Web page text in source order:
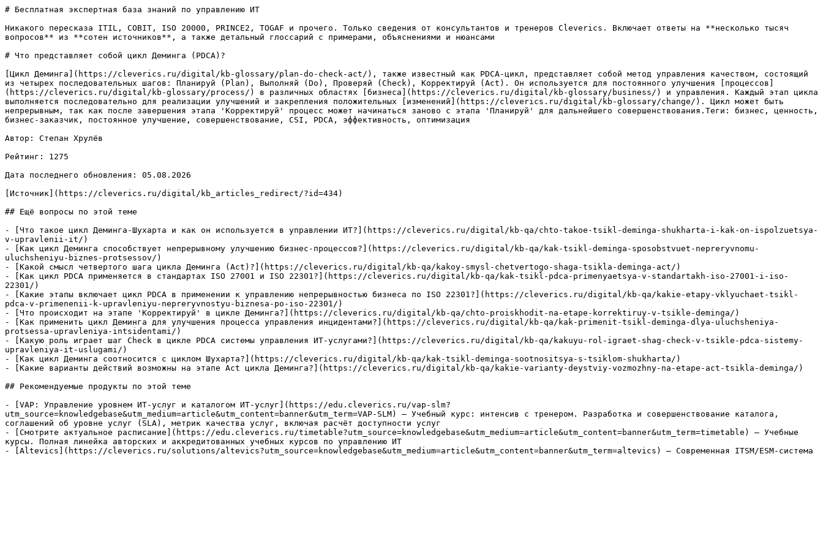
# Бесплатная экспертная база знаний по управлению ИТ
Никакого пересказа ITIL, COBIT, ISO 20000, PRINCE2, TOGAF и прочего. Только сведения от консультантов и тренеров Cleverics. Включает ответы на **несколько тысяч
вопросов** из **сотен источников**, а также детальный глоссарий с примерами, объяснениями и нюансами
# Что представляет собой цикл Деминга (PDCA)?
[Цикл Деминга](https://cleverics.ru/digital/kb-glossary/plan-do-check-act/), также известный как PDCA-цикл, представляет собой метод управления качеством, состоящий
из четырех последовательных шагов: Планируй (Plan), Выполняй (Do), Проверяй (Check), Корректируй (Act). Он используется для постоянного улучшения [процессов]
(https://cleverics.ru/digital/kb-glossary/process/) в различных областях [бизнеса](https://cleverics.ru/digital/kb-glossary/business/) и управления. Каждый этап цикла
выполняется последовательно для реализации улучшений и закрепления положительных [изменений](https://cleverics.ru/digital/kb-glossary/change/). Цикл может быть
непрерывным, так как после завершения этапа 'Корректируй' процесс может начинаться заново с этапа 'Планируй' для дальнейшего совершенствования.Теги: бизнес, ценность,
бизнес-заказчик, постоянное улучшение, совершенствование, CSI, PDCA, эффективность, оптимизация
Автор: Степан Хрулёв
Рейтинг: 1275
Дата последнего обновления: 05.08.2026
[Источник](https://cleverics.ru/digital/kb_articles_redirect/?id=434)
## Ещё вопросы по этой теме
- [Что такое цикл Деминга-Шухарта и как он используется в управлении ИТ?](https://cleverics.ru/digital/kb-qa/chto-takoe-tsikl-deminga-shukharta-i-kak-on-ispolzuetsya-
v-upravlenii-it/)
- [Как цикл Деминга способствует непрерывному улучшению бизнес-процессов?](https://cleverics.ru/digital/kb-qa/kak-tsikl-deminga-sposobstvuet-nepreryvnomu-
uluchsheniyu-biznes-protsessov/)
- [Какой смысл четвертого шага цикла Деминга (Act)?](https://cleverics.ru/digital/kb-qa/kakoy-smysl-chetvertogo-shaga-tsikla-deminga-act/)
- [Как цикл PDCA применяется в стандартах ISO 27001 и ISO 22301?](https://cleverics.ru/digital/kb-qa/kak-tsikl-pdca-primenyaetsya-v-standartakh-iso-27001-i-iso-
22301/)
- [Какие этапы включает цикл PDCA в применении к управлению непрерывностью бизнеса по ISO 22301?](https://cleverics.ru/digital/kb-qa/kakie-etapy-vklyuchaet-tsikl-
pdca-v-primenenii-k-upravleniyu-nepreryvnostyu-biznesa-po-iso-22301/)
- [Что происходит на этапе 'Корректируй' в цикле Деминга?](https://cleverics.ru/digital/kb-qa/chto-proiskhodit-na-etape-korrektiruy-v-tsikle-deminga/)
- [Как применить цикл Деминга для улучшения процесса управления инцидентами?](https://cleverics.ru/digital/kb-qa/kak-primenit-tsikl-deminga-dlya-uluchsheniya-
protsessa-upravleniya-intsidentami/)
- [Какую роль играет шаг Check в цикле PDCA системы управления ИТ-услугами?](https://cleverics.ru/digital/kb-qa/kakuyu-rol-igraet-shag-check-v-tsikle-pdca-sistemy-
upravleniya-it-uslugami/)
- [Как цикл Деминга соотносится с циклом Шухарта?](https://cleverics.ru/digital/kb-qa/kak-tsikl-deminga-sootnositsya-s-tsiklom-shukharta/)
- [Какие варианты действий возможны на этапе Act цикла Деминга?](https://cleverics.ru/digital/kb-qa/kakie-varianty-deystviy-vozmozhny-na-etape-act-tsikla-deminga/)
## Рекомендуемые продукты по этой теме
- [VAP: Управление уровнем ИТ-услуг и каталогом ИТ-услуг](https://edu.cleverics.ru/vap-slm?
utm_source=knowledgebase&utm_medium=article&utm_content=banner&utm_term=VAP-SLM) — Учебный курс: интенсив с тренером. Разработка и совершенствование каталога,
соглашений об уровне услуг (SLA), метрик качества услуг, включая расчёт доступности услуг
- [Смотрите актуальное расписание](https://edu.cleverics.ru/timetable?utm_source=knowledgebase&utm_medium=article&utm_content=banner&utm_term=timetable) — Учебные
курсы. Полная линейка авторских и аккредитованных учебных курсов по управлению ИТ
- [Altevics](https://cleverics.ru/solutions/altevics?utm_source=knowledgebase&utm_medium=article&utm_content=banner&utm_term=altevics) — Современная ITSM/ESM-система